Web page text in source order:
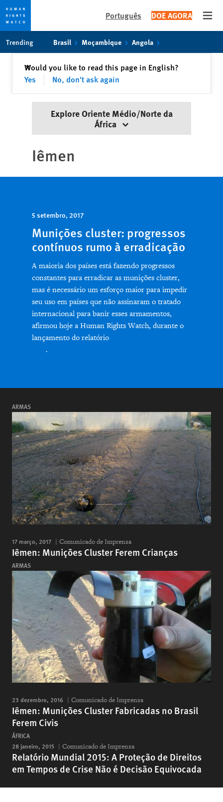
content
Português DOE AGORA
Trending Brasil Moçambique Angola
Would you like to read this page in English?
Yes
No, don't ask again
✕Fechar
Explore Oriente Médio/Norte da
África
Iêmen
5 setembro, 2017
Munições cluster: progressos
contínuos rumo à erradicação
A maioria dos países está fazendo progressos
constantes para erradicar as munições cluster,
mas é necessário um esforço maior para impedir
seu uso em países que não assinaram o tratado
internacional para banir esses armamentos,
afirmou hoje a Human Rights Watch, durante o
lançamento do relatório
.
ARMAS
17 março, 2017 Comunicado de Imprensa
Iêmen: Munições Cluster Ferem Crianças
ARMAS
23 dezembro, 2016 Comunicado de Imprensa
Iêmen: Munições Cluster Fabricadas no Brasil
Ferem Civis
ÁFRICA
28 janeiro, 2015
Comunicado de Imprensa
Relatório Mundial 2015: A Proteção de Direitos
em Tempos de Crise Não é Decisão Equivocada